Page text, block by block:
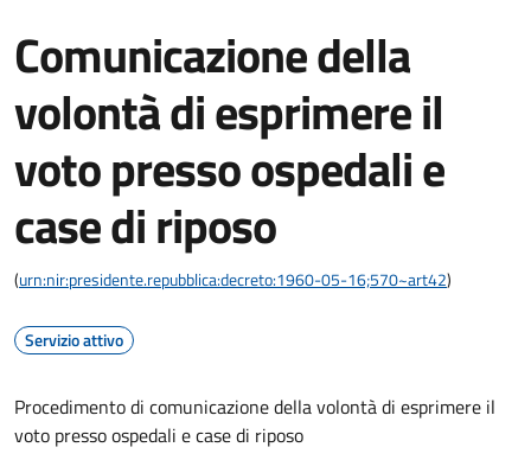
Comunicazione della
volontà di esprimere il
voto presso ospedali e
case di riposo
(urn:nir:presidente.repubblica:decreto:1960-05-16;570~art42)
Servizio attivo
Procedimento di comunicazione della volontà di esprimere il
voto presso ospedali e case di riposo